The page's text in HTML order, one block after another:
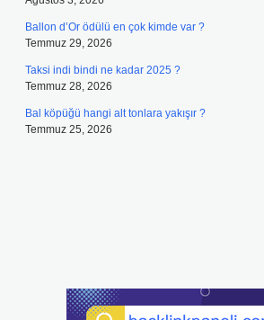
Ballon d’Or ödülü en çok kimde var ?
Temmuz 29, 2026
Taksi indi bindi ne kadar 2025 ?
Temmuz 28, 2026
Bal köpüğü hangi alt tonlara yakışır ?
Temmuz 25, 2026